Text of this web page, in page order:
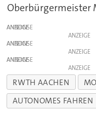
Oberbürgermeister
ANZEIGE
ANZEIGE
ANZEIGE
ANZEIGE
ANZEIGE
ANZEIGE
RWTH AACHEN
AUTONOMES FAHREN